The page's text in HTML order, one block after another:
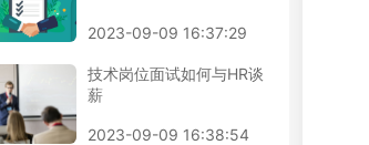
2023-09-09 16:37:29
技术岗位面试如何与HR谈
薪
2023-09-09 16:38:54